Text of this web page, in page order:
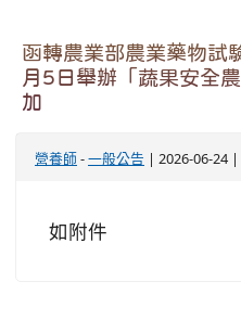
函轉農業部農業藥物
月5日舉辦「蔬果安全
加
營養師-一般公告 | 2026-06-24
如附件